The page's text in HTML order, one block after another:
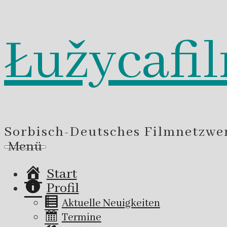
Zum
Inhalt
springen
Sorbisch-Deutsches
Menü
Start
Profil
Aktuelle Neuigkeiten
Termine